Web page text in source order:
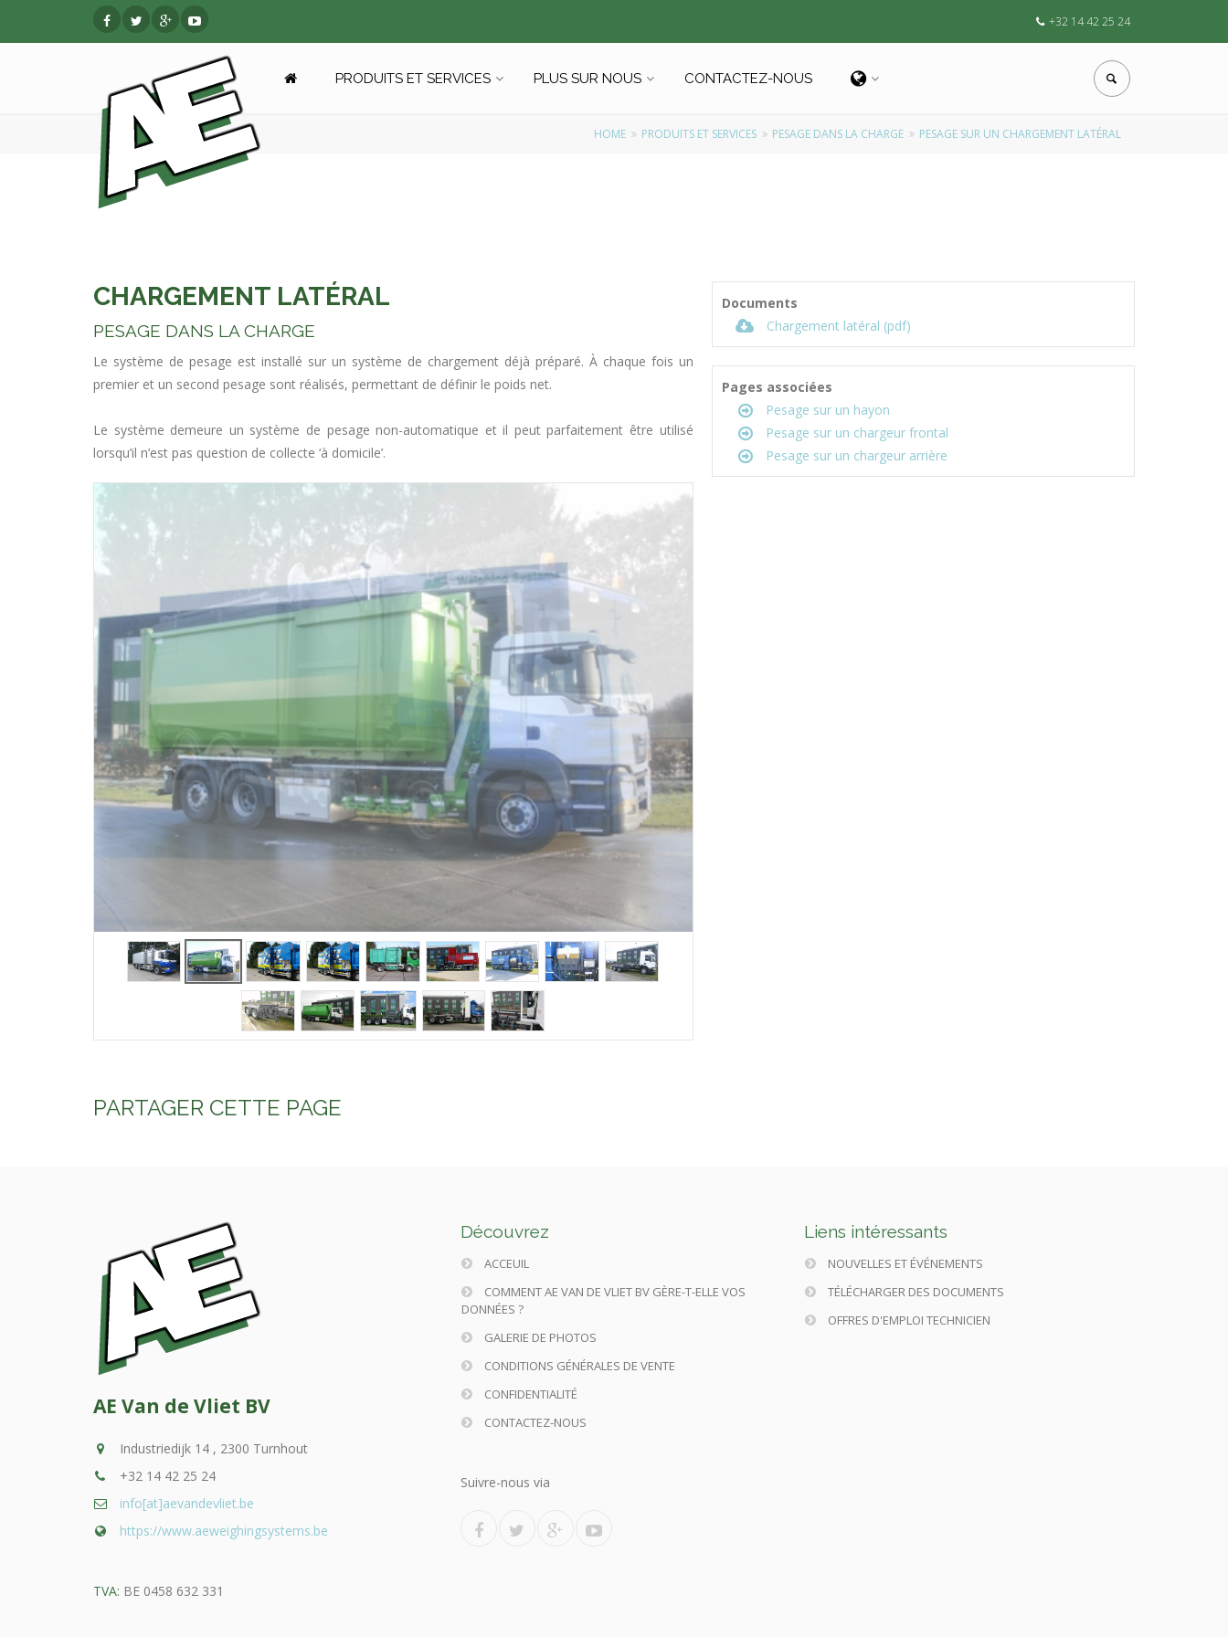
+32 14 42 25 24
PRODUITS ET SERVICES PLUS SUR NOUS CONTACTEZ-NOUS
HOME PRODUITS ET SERVICES PESAGE DANS LA CHARGE PESAGE SUR UN CHARGEMENT LATÉRAL
CHARGEMENT LATÉRAL
PESAGE DANS LA CHARGE
Le système de pesage est installé sur un système de chargement déjà préparé. À chaque fois un
premier et un second pesage sont réalisés, permettant de définir le poids net.
Le système demeure un système de pesage non-automatique et il peut parfaitement être utilisé
lorsqu’il n’est pas question de collecte ‘à domicile’.
Documents
Chargement latéral (pdf)
Pages associées
Pesage sur un hayon
Pesage sur un chargeur frontal
Pesage sur un chargeur arrière
PARTAGER CETTE PAGE
AE Van de Vliet BV
Industriedijk 14 , 2300 Turnhout
+32 14 42 25 24
info[at]aevandevliet.be
https://www.aeweighingsystems.be
Découvrez
ACCEUIL
COMMENT AE VAN DE VLIET BV GÈRE-T-ELLE VOS
DONNÉES ?
GALERIE DE PHOTOS
CONDITIONS GÉNÉRALES DE VENTE
CONFIDENTIALITÉ
CONTACTEZ-NOUS
Liens intéressants
NOUVELLES ET ÉVÉNEMENTS
TÉLÉCHARGER DES DOCUMENTS
OFFRES D'EMPLOI TECHNICIEN
Suivre-nous via
TVA: BE 0458 632 331